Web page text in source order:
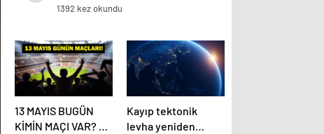
1392 kez okundu
13 MAYIS BUGÜN
KİMİN MAÇI VAR? Bu
Kayıp tektonik
levha yeniden